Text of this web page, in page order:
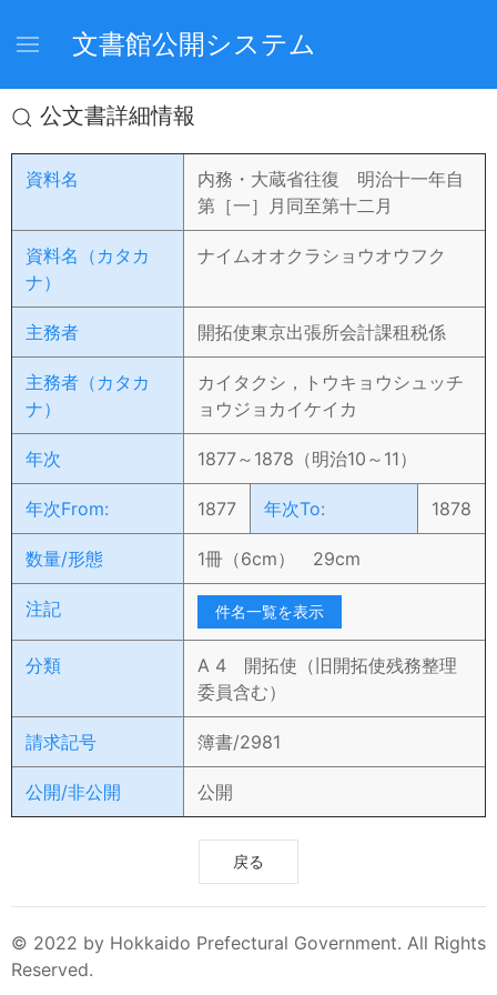
文書館公開システム
公文書詳細情報
資料名
内務・大蔵省往復 明治十一年自
第［一］月同至第十二月
資料名（カタカ
ナ）
ナイムオオクラショウオウフク
主務者 開拓使東京出張所会計課租税係
主務者（カタカ
ナ）
カイタクシ，トウキョウシュッチ
ョウジョカイケイカ
年次 1877～1878（明治10～11）
年次From: 1877 年次To: 1878
数量/形態 1冊（6cm） 29cm
注記 件名一覧を表示
分類
A 4 開拓使（旧開拓使残務整理
委員含む）
請求記号 簿書/2981
公開/非公開 公開
戻る
© 2022 by Hokkaido Prefectural Government. All Rights
Reserved.